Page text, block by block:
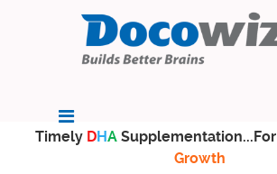
Timely DHA Supplementation...For
Growth